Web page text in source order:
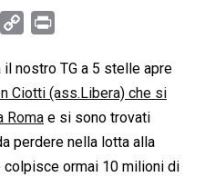
p
y
L
i
n
i
n
t
nostro TG a 5 stelle apre
Ciotti (ass.Libera) che si
Roma e si sono trovati
perdere nella lotta alla
ormai 10 milioni di